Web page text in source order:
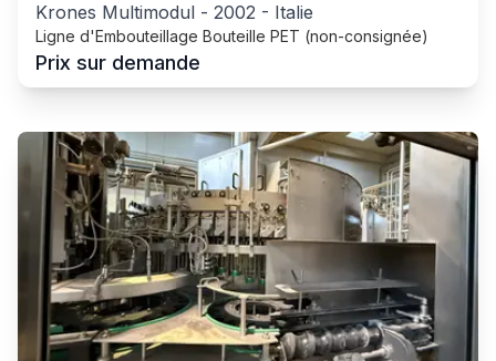
Krones Multimodul - 2002 - Italie
Ligne d'Embouteillage Bouteille PET (non-consignée)
Prix sur demande